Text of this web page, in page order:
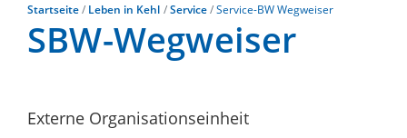
Startseite Leben in Kehl Service Service-BW Wegweiser
SBW-Wegweiser
Externe Organisationseinheit